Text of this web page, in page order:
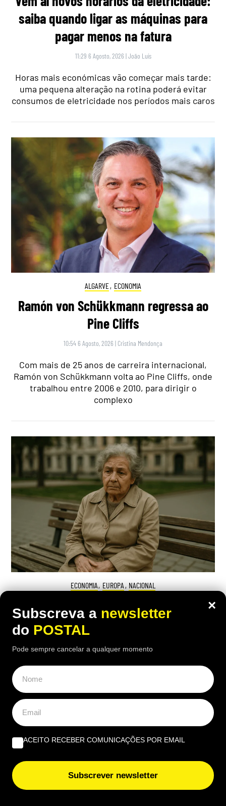
saiba quando ligar as máquinas para
pagar menos na fatura
11:29 6 Agosto, 2026 |João Luís
Horas mais económicas vão começar mais tarde:
uma pequena alteração na rotina poderá evitar
consumos de eletricidade nos períodos mais caros
ALGARVE, ECONOMIA
Ramón von Schükkmann regressa ao
Pine Cliffs
10:54 6 Agosto, 2026 | Cristina Mendonça
Com mais de 25 anos de carreira internacional,
Ramón von Schükkmann volta ao Pine Cliffs, onde
trabalhou entre 2006 e 2010, para dirigir o
complexo
ECONOMIA,EUROPA,NACIONAL
Mulher obrigada a devolver 18.123€ à
Segurança Social por receber pensão
social de velhice e de viuvez em
simultâneo: tribunal analisou o caso
Uma viúva espanhola deve devolver mais de
18.000€ à Segurança Social do mesmo país, por ter
acumulado pensão de viuvez e pensão social de
velhice durante quatro anos
×
Subscreva a newsletter
do POSTAL
Pode sempre cancelar a qualquer momento
ACEITO RECEBER COMUNICAÇÕES POR EMAIL
Subscrever newsletter